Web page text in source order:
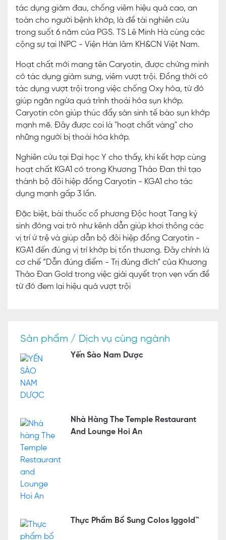
tác dụng giảm đau, chống viêm hiệu quả cao, an
toàn cho người bệnh khớp, là đề tài nghiên cứu
trong suốt 6 năm của PGS. TS Lê Minh Hà cùng các
cộng sự tại INPC - Viện Hàn lâm KH&CN Việt Nam.
Hoạt chất mới mang tên Caryotin, được chứng minh
có tác dụng giảm sưng, viêm vượt trội. Đồng thời có
tác dụng vượt trội trong việc chống Oxy hóa, từ đó
giúp ngăn ngừa quá trình thoái hóa sụn khớp.
Caryotin còn giúp thúc đẩy sản sinh tế bào sụn khớp
mạnh mẽ. Đây được coi là "hoạt chất vàng" cho
những người bị thoái hóa khớp.
Nghiên cứu tại Đại học Y cho thấy, khi kết hợp cùng
hoạt chất KGA1 có trong Khương Thảo Đan thì tạo
thành bộ đôi hiệp đồng Caryotin - KGA1 cho tác
dụng mạnh gấp 3 lần.
Đặc biệt, bài thuốc cổ phương Độc hoạt Tang ký
sinh đóng vai trò như kênh dẫn giúp khơi thông các
vị trí ứ trệ và giúp dẫn bộ đôi hiệp đồng Caryotin -
KGA1 đến đúng vị trí khớp bị tổn thương. Đây chính là
cơ chế “Dẫn đúng điểm - Trị đúng đích” của Khương
Thảo Đan Gold trong việc giải quyết trọn vẹn vấn đề
từ đó đem lại hiệu quả vượt trội
Sản phẩm / Dịch vụ cùng ngành
Yến Sào Nam Dược
Nhà Hàng The Temple Restaurant
And Lounge Hoi An
Thực Phẩm Bổ Sung Colos Iggold™